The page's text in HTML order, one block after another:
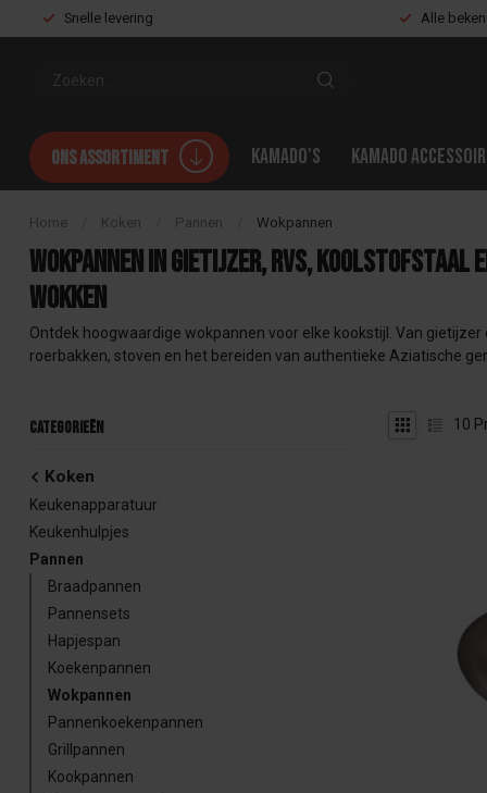
Snelle levering Alle
Ons assortiment Kamado's Kamado
Home Koken Pannen Wokpannen
Wokpannen in gietijzer, RVS, koolstofstaal
wokken
Ontdek hoogwaardige wokpannen voor elke kookstijl. Van
roerbakken, stoven en het bereiden van authentieke Aziatische
Categorieën
Koken
Keukenapparatuur
Keukenhulpjes
Pannen
Braadpannen
Pannensets
Hapjespan
Koekenpannen
Wokpannen
Pannenkoekenpannen
Grillpannen
Kookpannen
10